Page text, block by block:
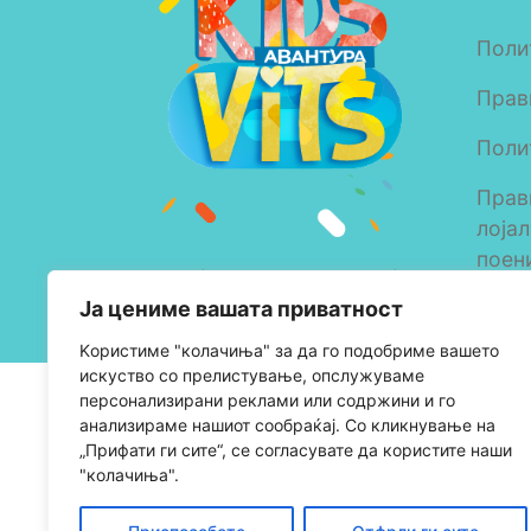
Ја цениме вашата приватност
Kористиме "колачиња" за да го подобриме вашето
искуство со прелистување, опслужуваме
персонализирани реклами или содржини и го
анализираме нашиот сообраќај. Со кликнување на
„Прифати ги сите“, се согласувате да користите наши
"колачиња".
Copyright © 2023 Alkaloid
AD Skopje